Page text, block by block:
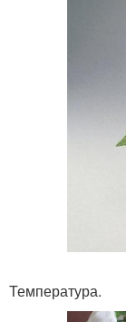
Температура.